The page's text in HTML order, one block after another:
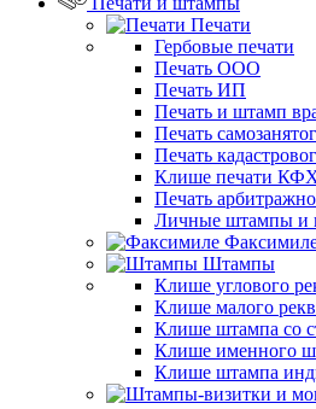
Печати
Гербовые печати
Печать ООО
Печать ИП
Печать и штамп
Печать
Печать
Клише печати
Печать
Личные штампы и
Штампы
Клише углового
Клише малого
Клише штампа со
Клише именного
Клише штампа